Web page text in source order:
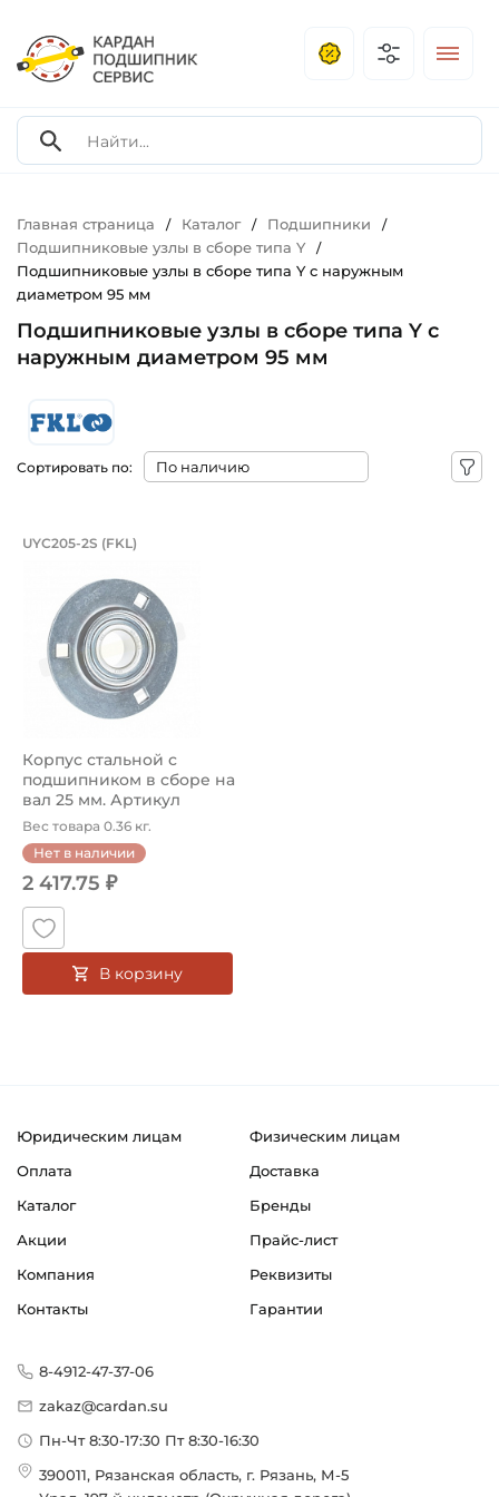
Главная страница / Каталог / Подшипники /
Подшипниковые узлы в сборе типа Y /
Подшипниковые узлы в сборе типа Y с наружным
диаметром 95 мм
Подшипниковые узлы в сборе типа Y с
наружным диаметром 95 мм
Сортировать по:
Корпус стальной с подшипником в
UYC205-2S (FKL)
Корпус стальной с
подшипником в сборе на
вал 25 мм. Артикул
UYC205-2S (...
Вес товара 0.36 кг.
Нет в наличии
2 417.75 ₽
В корзину
Юридическим лицам
Физическим лицам
Оплата
Доставка
Каталог
Бренды
Акции
Прайс-лист
Компания
Реквизиты
Контакты
Гарантии
8-4912-47-37-06
zakaz@cardan.su
Пн-Чт 8:30-17:30 Пт 8:30-16:30
390011, Рязанская область, г. Рязань, М-5